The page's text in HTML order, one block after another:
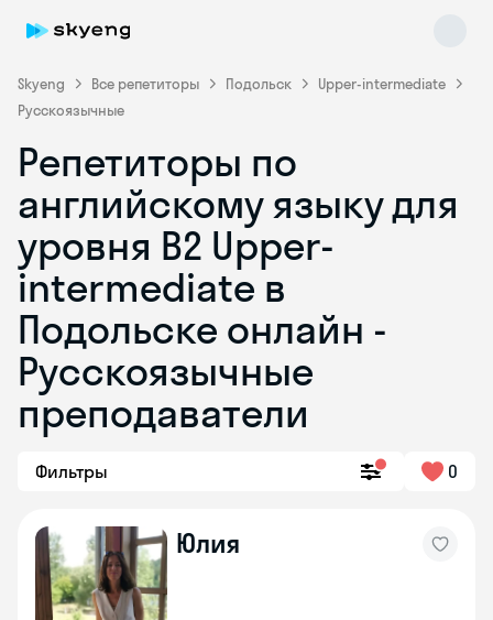
Skyeng Все репетиторы Подольск
Upper-intermediate
Русскоязычные
Репетиторы по
английскому языку для
уровня B2 Upper-
intermediate в
Подольске онлайн -
Русскоязычные
преподаватели
Фильтры 0
Юлия
Skyeng Chat